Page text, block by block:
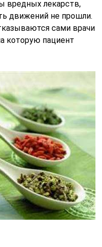
на основе трав
при
обезболивающее